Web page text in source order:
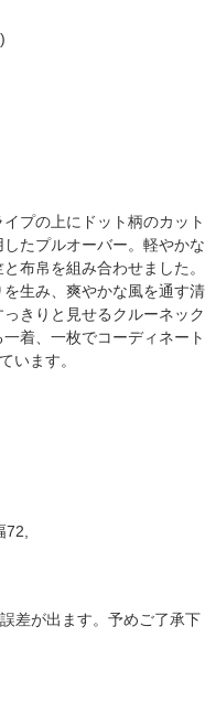
プの上にドット柄のカット
たプルオーバー。軽やかな
布帛を組み合わせました。
生み、爽やかな風を通す清
きりと見せるクルーネック
着、一枚でコーディネート
います。
差が出ます。予めご了承下